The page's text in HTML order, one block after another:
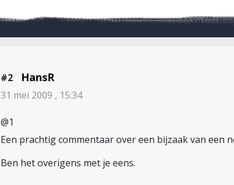
#2 HansR
31 mei 2009 , 15:34
@1
Een prachtig commentaar over een bijzaak van een
Ben het overigens met je eens.